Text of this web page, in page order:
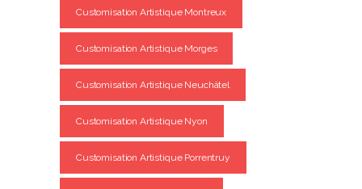
Customisation Artistique Montreux
Customisation Artistique Morges
Customisation Artistique Neuchâtel
Customisation Artistique Nyon
Customisation Artistique Porrentruy